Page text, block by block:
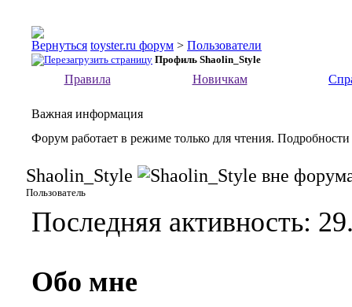
toyster.ru форум > Пользователи
Профиль Shaolin_Style
Правила Новичкам
Важная информация
Форум работает в режиме только для чтения.
Shaolin_Style
Пользователь
Последняя активность:
Обо мне